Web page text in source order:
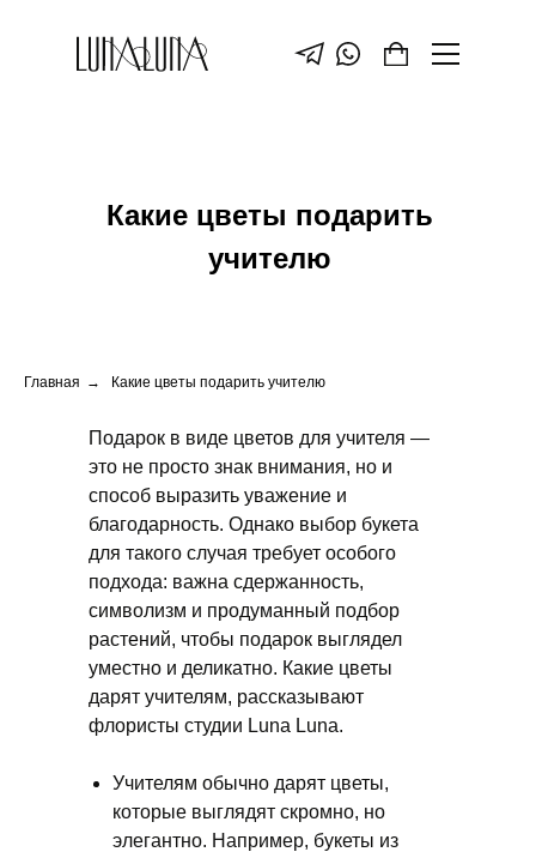
Какие цветы подарить
учителю
Главная → Какие цветы подарить учителю
Подарок в виде цветов для учителя —
это не просто знак внимания, но и
способ выразить уважение и
благодарность. Однако выбор букета
для такого случая требует особого
подхода: важна сдержанность,
символизм и продуманный подбор
растений, чтобы подарок выглядел
уместно и деликатно. Какие цветы
дарят учителям, рассказывают
флористы студии Luna Luna.
Учителям обычно дарят цветы,
которые выглядят скромно, но
элегантно. Например, букеты из